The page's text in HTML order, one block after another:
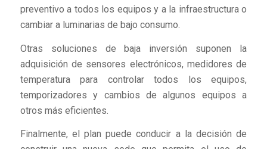
preventivo a todos los equipos y a la infraestructura o
cambiar a luminarias de bajo consumo.
Otras soluciones de baja inversión suponen la
adquisición de sensores electrónicos, medidores de
temperatura para controlar todos los equipos,
temporizadores y cambios de algunos equipos a
otros más eficientes.
Finalmente, el plan puede conducir a la decisión de